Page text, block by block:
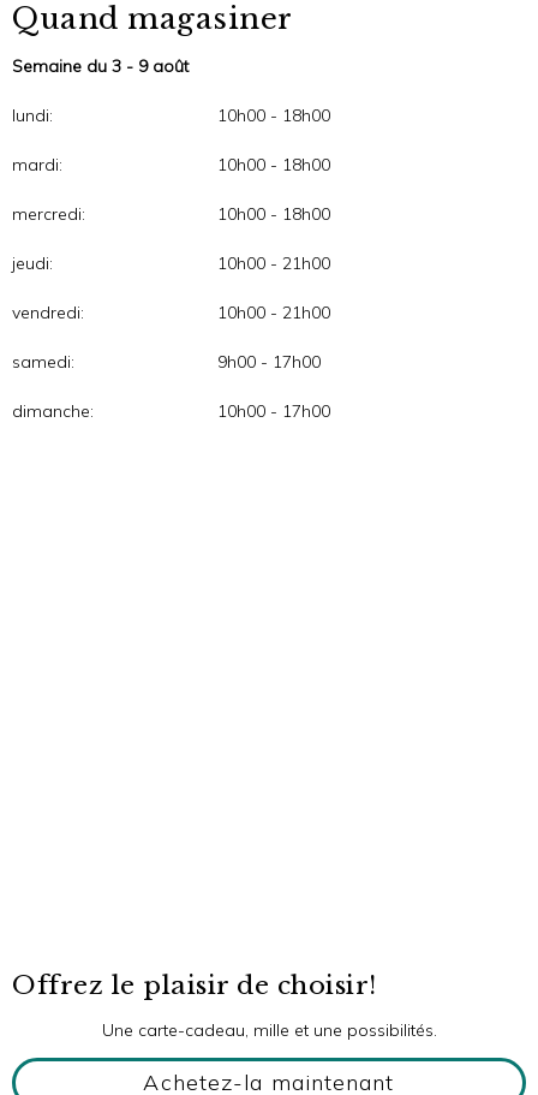
Quand magasiner
Semaine du 3 - 9 août
lundi: 10h00 - 18h00
mardi: 10h00 - 18h00
mercredi: 10h00 - 18h00
jeudi: 10h00 - 21h00
vendredi: 10h00 - 21h00
samedi: 9h00 - 17h00
dimanche: 10h00 - 17h00
Offrez le plaisir de choisir!
Une carte-cadeau, mille et une possibilités.
Achetez-la maintenant